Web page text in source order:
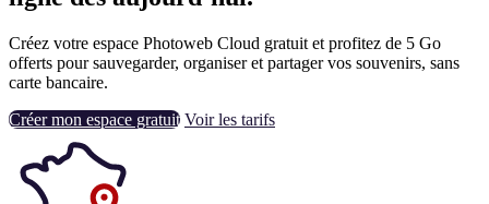
Créez votre espace Photoweb Cloud gratuit et profitez de 5 Go
offerts pour sauvegarder, organiser et partager vos souvenirs, sans
carte bancaire.
Créer mon espace gratuit Voir les tarifs